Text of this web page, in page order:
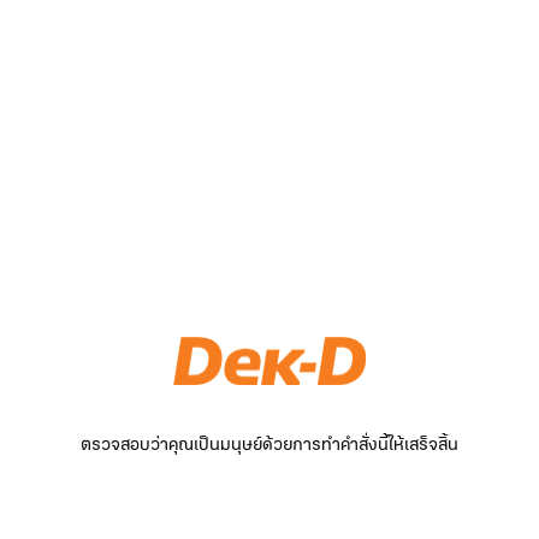
ตรวจสอบว่าคุณเป็นมนุษย์ด้วยการทำคำสั่งนี้ให้เสร็จสิ้น